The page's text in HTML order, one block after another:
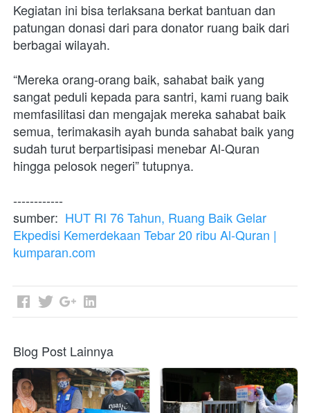
Kegiatan ini bisa terlaksana berkat bantuan dan
patungan donasi dari para donator ruang baik dari
berbagai wilayah.
“Mereka orang-orang baik, sahabat baik yang
sangat peduli kepada para santri, kami ruang baik
memfasilitasi dan mengajak mereka sahabat baik
semua, terimakasih ayah bunda sahabat baik yang
sudah turut berpartisipasi menebar Al-Quran
hingga pelosok negeri” tutupnya.
------------
sumber: HUT RI 76 Tahun, Ruang Baik Gelar
Ekpedisi Kemerdekaan Tebar 20 ribu Al-Quran |
kumparan.com
Blog Post Lainnya